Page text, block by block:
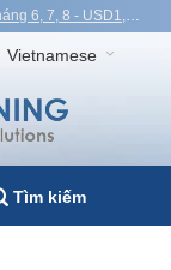
Nam, Thổ Nhĩ Kỳ, Malaysia
Vietnamese
Tìm kiếm